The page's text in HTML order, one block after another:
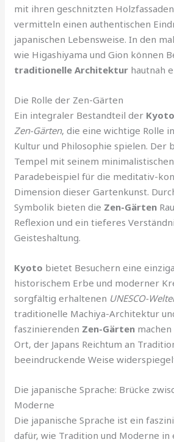
mit ihren geschnitzten
vermitteln einen authentischen
japanischen Lebensweise. In den
wie Higashiyama und Gion können
traditionelle Architektur hautnah
Die Rolle der Zen-Gärten
Ein integraler Bestandteil der Kyoto
Zen-Gärten, die eine wichtige Rolle
Kultur und Philosophie spielen. Der
Tempel mit seinem
Paradebeispiel für die meditativ-
Dimension dieser Gartenkunst.
Symbolik bieten die Zen-Gärten
Reflexion und ein tieferes
Geisteshaltung.
Kyoto bietet Besuchern eine
historischem Erbe und moderner
sorgfältig erhaltenen UNESCO-
traditionelle Machiya-Architektur
faszinierenden Zen-Gärten
Ort, der Japans Reichtum an
beeindruckende Weise
Die japanische Sprache: Brücke
Moderne
Die japanische Sprache ist ein
dafür, wie Tradition und Moderne in